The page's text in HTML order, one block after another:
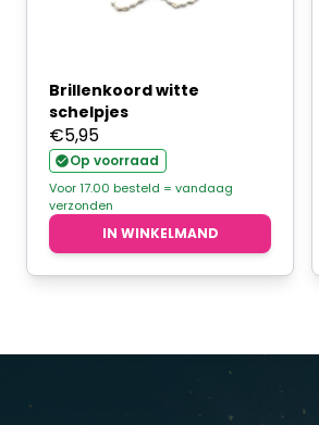
Brillenkoord witte
schelpjes
€5,95
Op voorraad
Voor 17.00 besteld = vandaag
verzonden
IN WINKELMAND